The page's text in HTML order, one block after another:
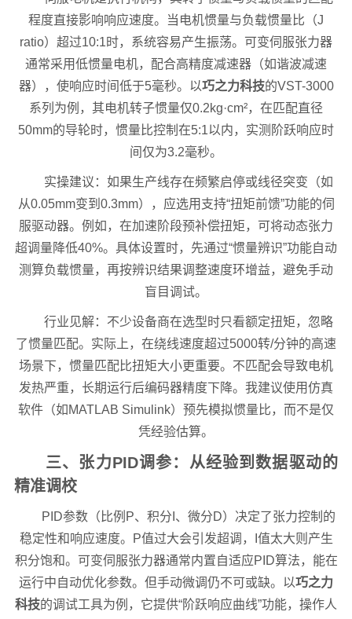
程度直接影响响应速度。当电机惯量与负载惯量比（J
ratio）超过10:1时，系统容易产生振荡。可变伺服张力器
通常采用低惯量电机，配合高精度减速器（如谐波减速
器），使响应时间低于5毫秒。以巧之力科技的VST-3000
系列为例，其电机转子惯量仅0.2kg·cm²，在匹配直径
50mm的导轮时，惯量比控制在5:1以内，实测阶跃响应时
间仅为3.2毫秒。
实操建议：如果生产线存在频繁启停或线径突变（如
从0.05mm变到0.3mm），应选用支持“扭矩前馈”功能的伺
服驱动器。例如，在加速阶段预补偿扭矩，可将动态张力
超调量降低40%。具体设置时，先通过“惯量辨识”功能自动
测算负载惯量，再按辨识结果调整速度环增益，避免手动
盲目调试。
行业见解：不少设备商在选型时只看额定扭矩，忽略
了惯量匹配。实际上，在绕线速度超过5000转/分钟的高速
场景下，惯量匹配比扭矩大小更重要。不匹配会导致电机
发热严重，长期运行后编码器精度下降。我建议使用仿真
软件（如MATLAB Simulink）预先模拟惯量比，而不是仅
凭经验估算。
三、张力PID调参：从经验到数据驱动的
精准调校
PID参数（比例P、积分I、微分D）决定了张力控制的
稳定性和响应速度。P值过大会引发超调，I值太大则产生
积分饱和。可变伺服张力器通常内置自适应PID算法，能在
运行中自动优化参数。但手动微调仍不可或缺。以巧之力
科技的调试工具为例，它提供“阶跃响应曲线”功能，操作人